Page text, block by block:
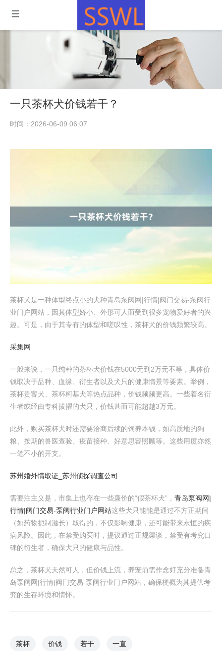
一只茶杯犬价钱若干？
时间：2026-06-09 06:07
茶杯犬是一种体型终点小的犬种青岛泵阀网|行情|阀门交易-泵阀行
业门户网站，因其体型娇小、外形可人而受到很多宠物爱好者的兴
趣。可是，由于其专有的体型和嗟叹性，茶杯犬的价钱频繁较高。
采集网
一般来说，一只纯种的茶杯犬价钱在5000元到2万元不等，具体价
钱取决于品种、血缘、衍生者以及犬只的健康情景等要素。举例，
茶杯贵客犬、茶杯柯基犬等热点品种，价钱频频更高。一些着名衍
生者或经由专科拔擢的犬只，价钱甚而可能超越3万元。
此外，购买茶杯犬时还需要洽商后续的饲养本钱，如高质地的狗
粮、按期的兽医查验、疫苗接种、好意思容照顾等。这些用度亦然
一笔不小的开支。
苏州婚外情取证_苏州侦探调查公司
需要注主义是，市集上也存在一些廉价的“假茶杯犬”， 青岛泵阀网|
行情|阀门交易-泵阀行业门户网站这些犬只能能是通过不方正期间
（如药物扼制滋长）取得的，不仅影响健康，还可能带来永恒的疾
病风险。因此，在禁受购买时，提议通过正规渠谈，禁受有考究口
碑的衍生者，确保犬只的健康与品性。
总之，茶杯犬天然可人，但价钱上流，养宠前需作念好充分准备青
岛泵阀网|行情|阀门交易-泵阀行业门户网站，确保梗概为其提供考
究的生存环境和情怀。
茶杯 价钱 若干 一直